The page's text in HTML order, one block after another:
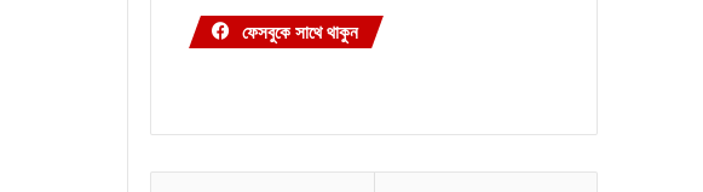
ফেসবুকে সাথে থাকুন